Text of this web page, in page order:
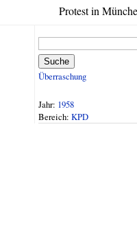
Protest in
Suche
Überraschung
Jahr: 1958
Bereich: KPD